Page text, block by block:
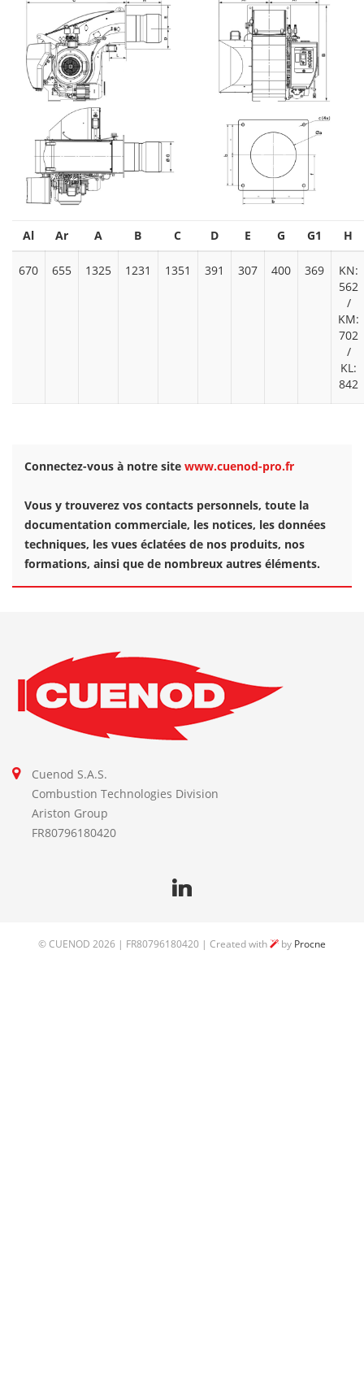
Al Ar A B C D E G G1 H
670 655 1325 1231 1351 391 307 400 369
KN:
562
/
KM:
702
/
KL:
842
Connectez-vous à notre site www.cuenod-pro.fr
Vous y trouverez vos contacts personnels, toute la
documentation commerciale, les notices, les données
techniques, les vues éclatées de nos produits, nos
formations, ainsi que de nombreux autres éléments.
Cuenod S.A.S.
Combustion Technologies Division
Ariston Group
FR80796180420
©CUENOD 2026 | FR80796180420 | Created with by Procne